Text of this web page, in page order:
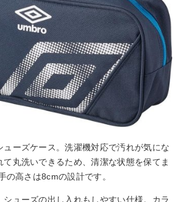
ューズケース。洗濯機対応で汚れが気にな
丸洗いできるため、清潔な状態を保てま
の高さは8cmの設計です。
シューズの出し入れもしやすい仕様。カラ